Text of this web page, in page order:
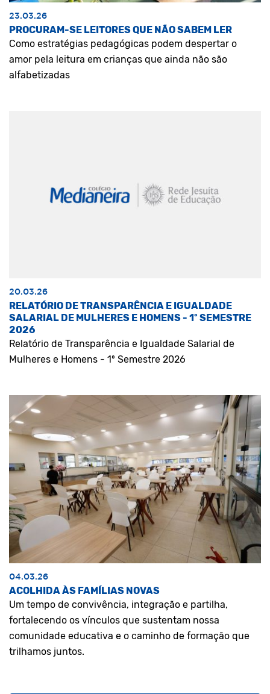
23.03.26
PROCURAM-SE LEITORES QUE NÃO SABEM LER
Como estratégias pedagógicas podem despertar o
amor pela leitura em crianças que ainda não são
alfabetizadas
20.03.26
RELATÓRIO DE TRANSPARÊNCIA E IGUALDADE
SALARIAL DE MULHERES E HOMENS - 1º SEMESTRE
2026
Relatório de Transparência e Igualdade Salarial de
Mulheres e Homens - 1º Semestre 2026
04.03.26
ACOLHIDA ÀS FAMÍLIAS NOVAS
Um tempo de convivência, integração e partilha,
fortalecendo os vínculos que sustentam nossa
comunidade educativa e o caminho de formação que
trilhamos juntos.